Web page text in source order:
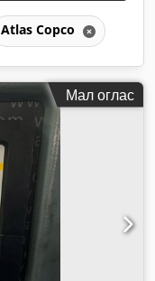
Atlas Copco
Мал оглас